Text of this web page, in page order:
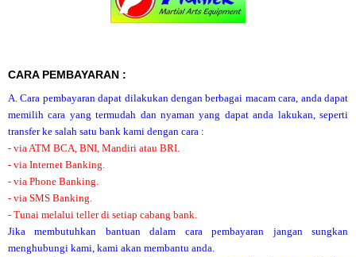
CARA PEMBAYARAN :
A. Cara pembayaran dapat dilakukan dengan berbagai macam cara, anda dapat
memilih cara yang termudah dan nyaman yang dapat anda lakukan, seperti
transfer ke salah satu bank kami dengan cara :
- via ATM BCA, BNI, Mandiri atau BRI.
- via Internet Banking.
- via Phone Banking.
- via SMS Banking.
- Tunai melalui teller di setiap cabang bank.
Jika membutuhkan bantuan dalam cara pembayaran jangan sungkan
menghubungi kami, kami akan membantu anda.